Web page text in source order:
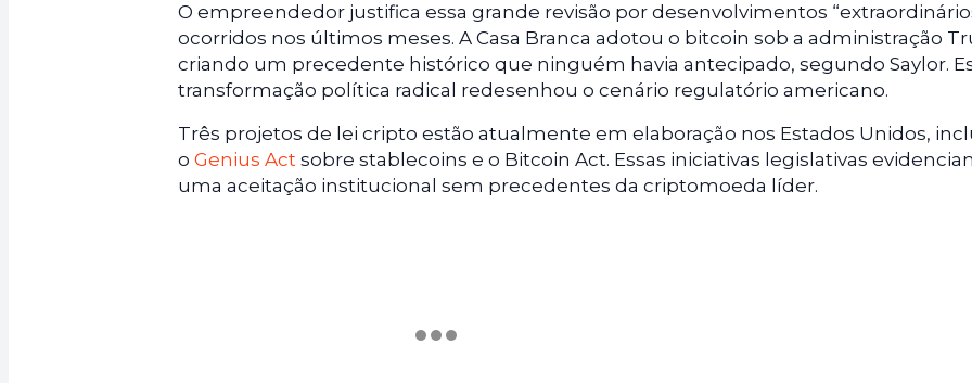
O empreendedor justifica essa grande revisão por desenvolvimentos
ocorridos nos últimos meses. A Casa Branca adotou o bitcoin sob a administração
criando um precedente histórico que ninguém havia antecipado, segundo Saylor.
transformação política radical redesenhou o cenário regulatório americano.
Três projetos de lei cripto estão atualmente em elaboração nos Estados Unidos,
o Genius Act sobre stablecoins e o Bitcoin Act. Essas iniciativas legislativas
uma aceitação institucional sem precedentes da criptomoeda líder.